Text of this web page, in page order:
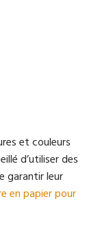
et couleurs
d’utiliser des
garantir leur
en papier pour